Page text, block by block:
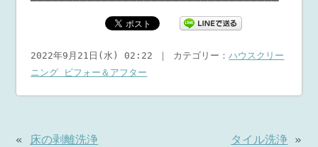
2022年9月21日(水) 02:22 ｜ カテゴリー：ハウスクリー
ニング ビフォー＆アフター
« 床の剥離洗浄 タイル洗浄 »